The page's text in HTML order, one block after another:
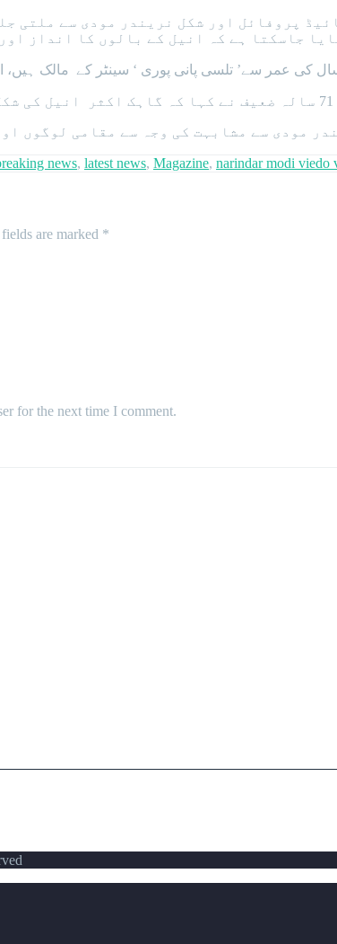
پروفائل اور شکل نریندر مودی سے ملتی
جاسکتا ہے کہ انیل کے بالوں کا انداز
مودی سے مشابہت کی وجہ سے مقامی لوگوں
news, latest news, Magazine, narindar modi viedo
are marked *
for the next time I comment.